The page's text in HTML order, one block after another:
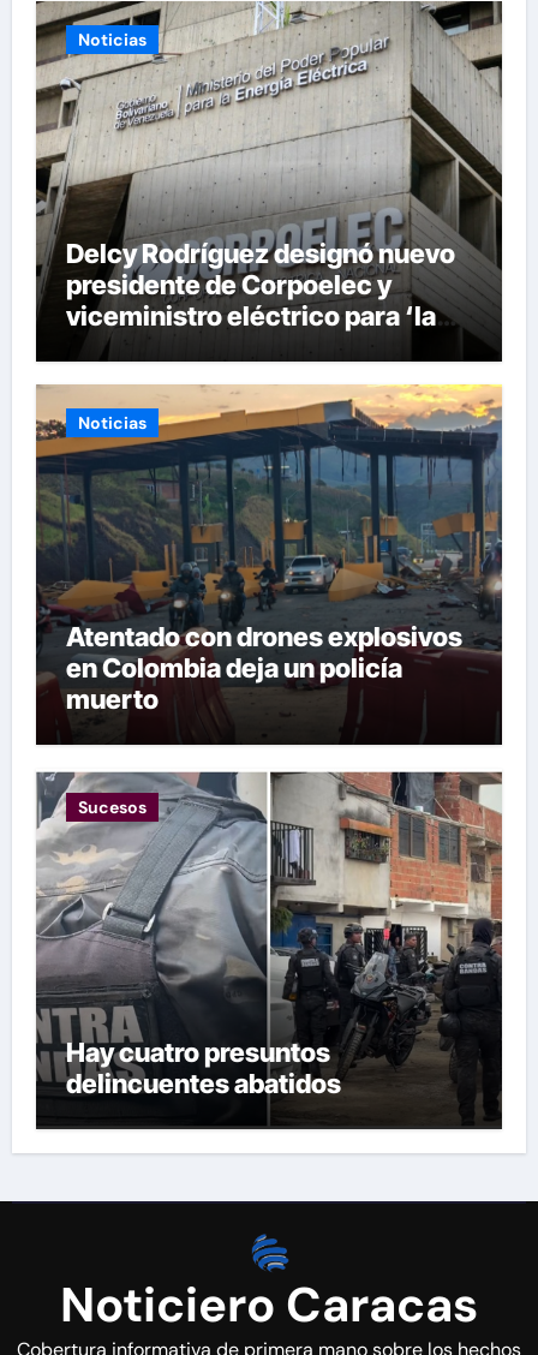
Noticias
Delcy Rodríguez designó nuevo
presidente de Corpoelec y
viceministro eléctrico para ‘la
recuperación del servicio’
Noticias
Atentado con drones explosivos
en Colombia deja un policía
muerto
Sucesos
Hay cuatro presuntos
delincuentes abatidos
Noticiero Caracas
Cobertura informativa de primera mano sobre los hechos